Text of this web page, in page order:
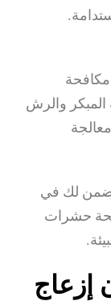
مكافحة
المبكر والرش
نضمن لك في
حشرات
إزعاج